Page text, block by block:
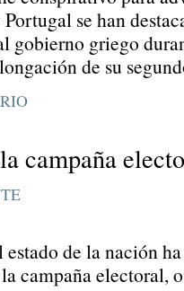
se han
gobierno griego
de su
campaña
de la nación
campaña electoral,